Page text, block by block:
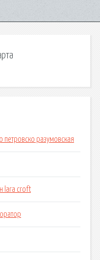
петровско разумовская
lara croft